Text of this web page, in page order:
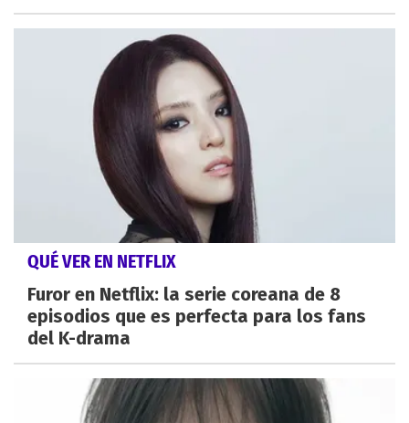
QUÉ VER EN NETFLIX
Furor en Netflix: la serie coreana de 8
episodios que es perfecta para los fans
del K-drama